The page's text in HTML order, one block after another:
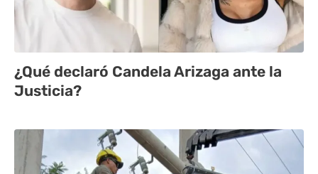
¿Qué declaró Candela Arizaga ante la
Justicia?